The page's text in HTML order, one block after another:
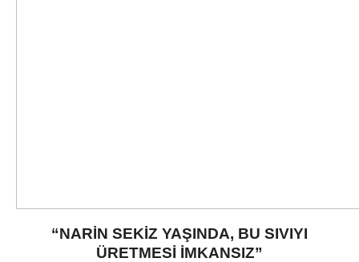
“NARİN SEKİZ YAŞINDA, BU SIVIYI
ÜRETMESİ İMKANSIZ”